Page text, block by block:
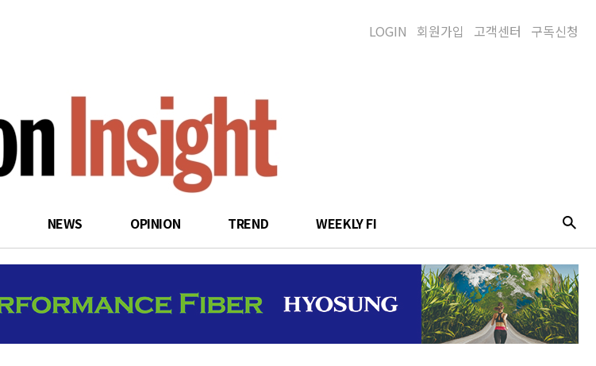
search
NEWS OPINION TREND WEEKLY FI
LOGIN 회원가입 고객센터 구독신청